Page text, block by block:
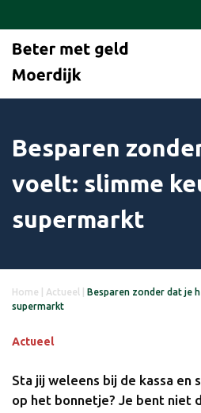
Besparen
voelt: slimme
supermarkt
Home Actueel
Besparen zonder dat je
supermarkt
Actueel
Sta jij weleens bij de kassa en
op het bonnetje? Je bent niet